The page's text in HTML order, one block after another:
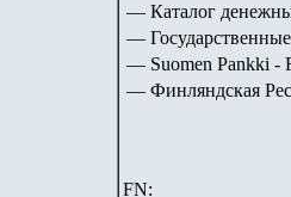
— Каталог
—
— Suomen Pankki -
— Финляндская
FN: